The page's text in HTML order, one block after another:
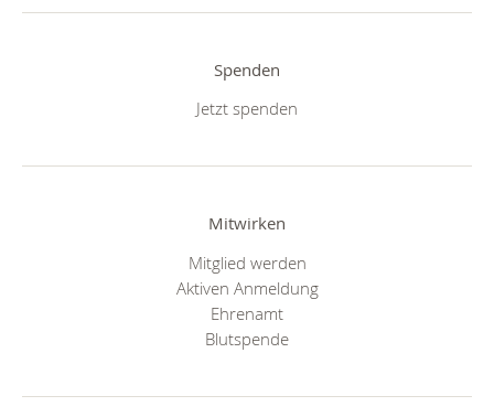
Spenden
Jetzt spenden
Mitwirken
Mitglied werden
Aktiven Anmeldung
Ehrenamt
Blutspende